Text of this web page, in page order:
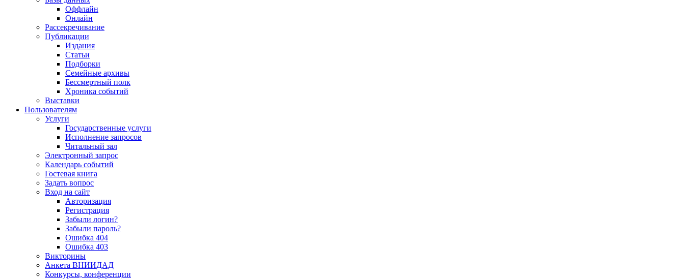
Оффлайн
Онлайн
Рассекречивание
Публикации
Издания
Статьи
Подборки
Семейные архивы
Бессмертный полк
Хроника событий
Выставки
Пользователям
Услуги
Государственные услуги
Исполнение запросов
Читальный зал
Электронный запрос
Календарь событий
Гостевая книга
Задать вопрос
Вход на сайт
Авторизация
Регистрация
Забыли логин?
Забыли пароль?
Ошибка 404
Ошибка 403
Викторины
Анкета ВНИИДАД
Конкурсы, конференции